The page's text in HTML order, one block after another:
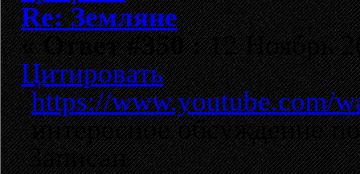
Re: Земляне
«Ответ #350 :12 Ноябрь
Цитировать
https://www.youtube.com/
интересное обсуждение
Записан